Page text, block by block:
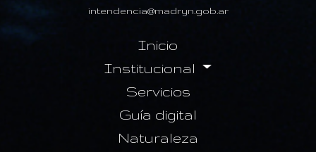
intendencia@madryn.gob.ar
Inicio
Institucional
Servicios
Guía digital
Naturaleza